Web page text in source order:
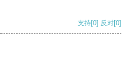
支持[0] 反对[0]